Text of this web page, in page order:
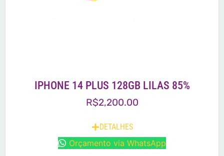
IPHONE 14 PLUS 128GB LILAS 85%
R$2,200.00
DETALHES
Orçamento via WhatsApp